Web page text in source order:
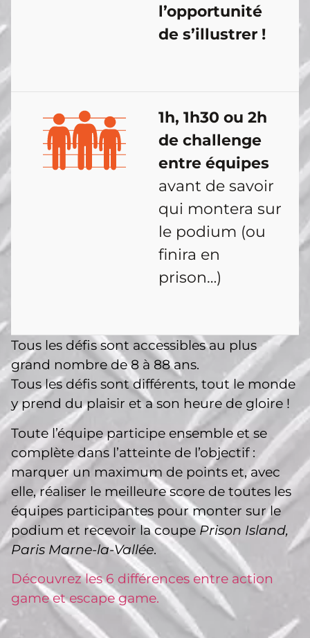
l’opportunité
de s’illustrer !
1h, 1h30 ou 2h
de challenge
entre équipes
avant de savoir
qui montera sur
le podium (ou
finira en
prison…)
Tous les défis sont accessibles au plus
grand nombre de 8 à 88 ans.
Tous les défis sont différents, tout le monde
y prend du plaisir et a son heure de gloire !
Toute l’équipe participe ensemble et se
complète dans l’atteinte de l’objectif :
marquer un maximum de points et, avec
elle, réaliser le meilleure score de toutes les
équipes participantes pour monter sur le
podium et recevoir la coupe Prison Island,
Paris Marne-la-Vallée.
Découvrez les 6 différences entre action
game et escape game.